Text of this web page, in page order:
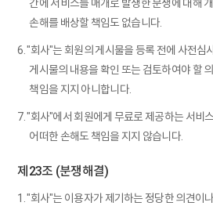
간에 서비스를 매개로 발생한 분쟁에 대해
손해를 배상할 책임도 없습니다.
6. "회사"는 회원의 게시물을 등록 전에 사전심
게시물의 내용을 확인 또는 검토하여야 할
책임을 지지 아니합니다.
7. "회사"에서 회원에게 무료로 제공하는 서비
어떠한 손해도 책임을 지지 않습니다.
제23조 (분쟁해결)
1. "회사"는 이용자가 제기하는 정당한 의견이